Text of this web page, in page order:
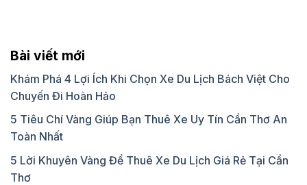
Bài viết mới
Khám Phá 4 Lợi Ích Khi Chọn Xe Du Lịch Bách Việt Cho
Chuyến Đi Hoàn Hảo
5 Tiêu Chí Vàng Giúp Bạn Thuê Xe Uy Tín Cần Thơ An
Toàn Nhất
5 Lời Khuyên Vàng Để Thuê Xe Du Lịch Giá Rẻ Tại Cần
Thơ